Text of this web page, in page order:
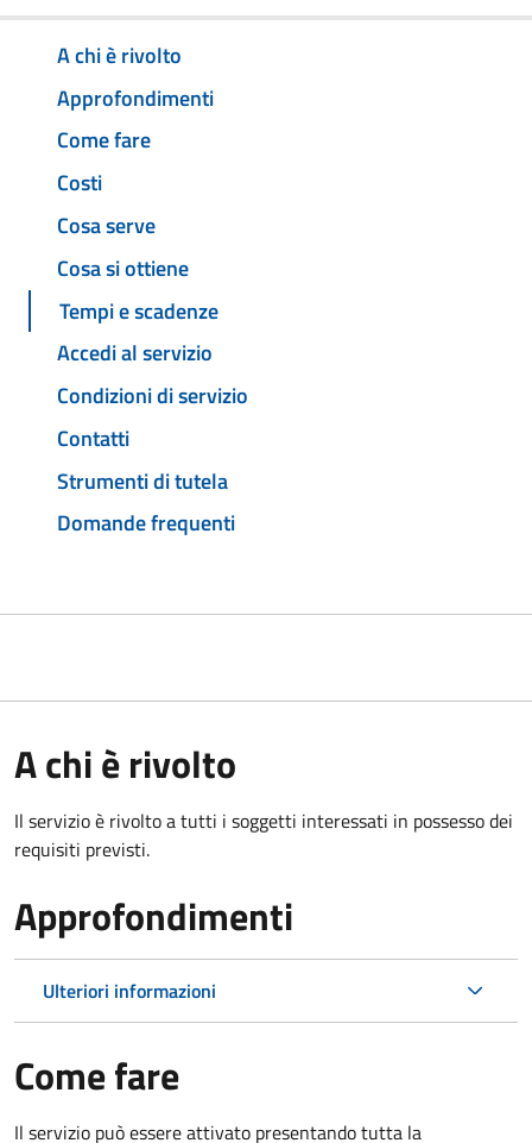
A chi è rivolto
Approfondimenti
Come fare
Costi
Cosa serve
Cosa si ottiene
Tempi e scadenze
Accedi al servizio
Condizioni di servizio
Contatti
Strumenti di tutela
Domande frequenti
A chi è rivolto
Il servizio è rivolto a tutti i soggetti interessati in possesso dei
requisiti previsti.
Approfondimenti
Ulteriori informazioni
Come fare
Il servizio può essere attivato presentando tutta la